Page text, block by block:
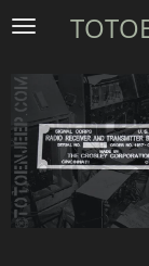
Passer
contenu
principal